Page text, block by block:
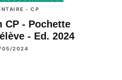
- CP
CP - Pochette
- Ed. 2024
05/2024